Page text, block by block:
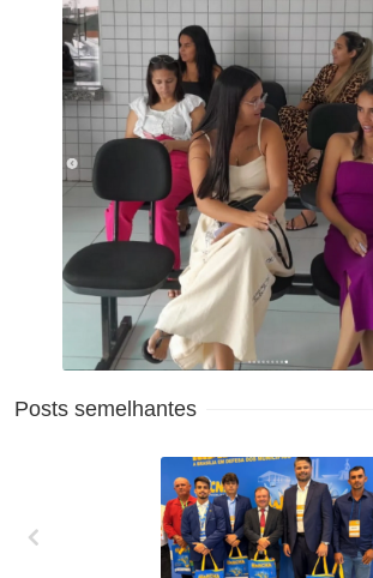
Posts semelhantes